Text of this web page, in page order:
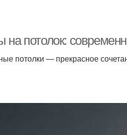
на потолок:
потолки — прекрасное